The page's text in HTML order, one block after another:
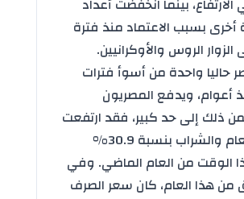
أخرى بسبب الاعتماد منذ فترة
الروس والأوكرانيين.
حاليا واحدة من أسوأ فترات
أعوام، ويدفع المصريون
ذلك إلى حد كبير، فقد ارتفعت
أسعار الطعام والشراب بنسبة 30.9%
الوقت من العام الماضي. وفي
هذا العام، كان سعر الصرف